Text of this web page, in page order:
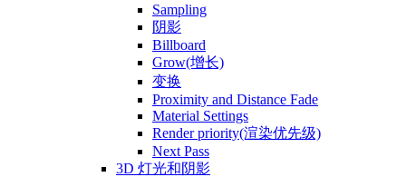
Sampling
阴影
Billboard
Grow(增长)
变换
Proximity and Distance Fade
Material Settings
Render priority(渲染优先级)
Next Pass
3D 灯光和阴影